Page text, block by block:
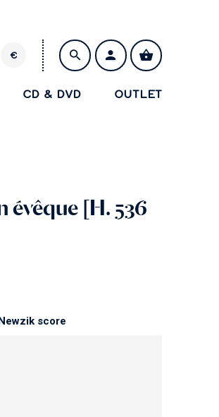
€
CD & DVD OUTLET
[H. 536
Newzik score